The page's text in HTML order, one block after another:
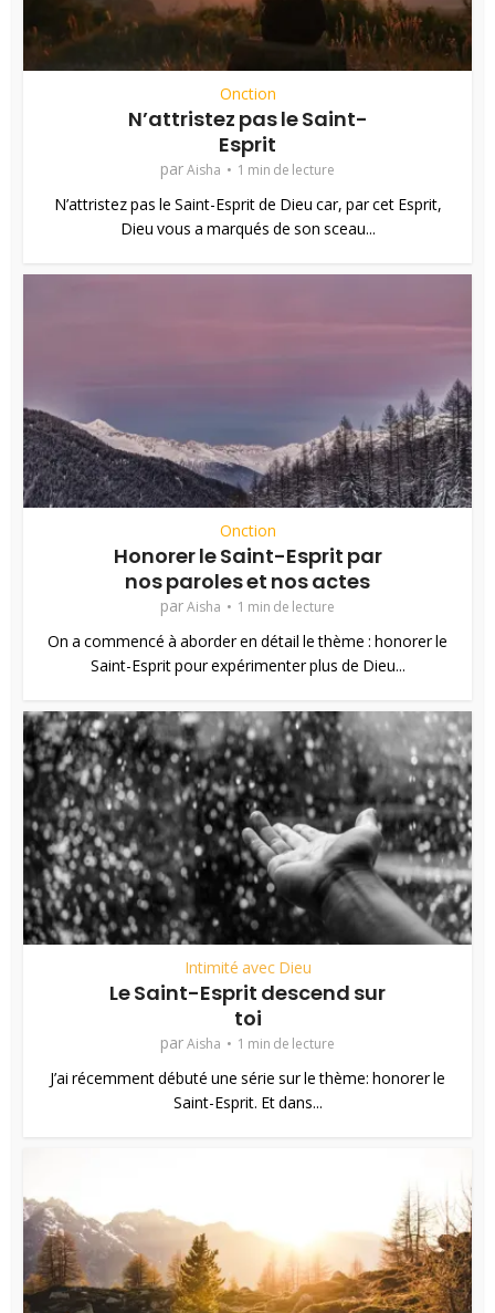
Onction
N’attristez pas le Saint-
Esprit
parAisha 1 min de lecture
N’attristez pas le Saint-Esprit de Dieu car, par cet Esprit,
Dieu vous a marqués de son sceau...
Onction
Honorer le Saint-Esprit par
nos paroles et nos actes
parAisha 1 min de lecture
On a commencé à aborder en détail le thème : honorer le
Saint-Esprit pour expérimenter plus de Dieu...
Intimité avec Dieu
Le Saint-Esprit descend sur
toi
parAisha 1 min de lecture
J’ai récemment débuté une série sur le thème: honorer le
Saint-Esprit. Et dans...